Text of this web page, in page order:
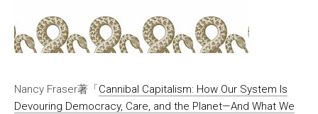
Nancy Fraser著「Cannibal Capitalism: How Our System Is
Devouring Democracy, Care, and the Planet—And What We